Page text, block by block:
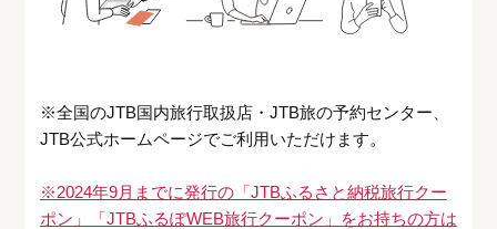
※全国のJTB国内旅行取扱店・JTB旅の予約センター、
JTB公式ホームページでご利用いただけます。
※2024年9月までに発行の「JTBふるさと納税旅行クー
ポン」「JTBふるぽWEB旅行クーポン」をお持ちの方は